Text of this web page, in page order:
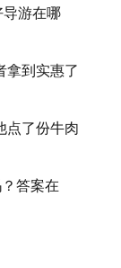
游在哪
拿到实惠了
点了份牛肉
答案在